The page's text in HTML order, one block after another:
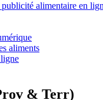
alimentaire en
aliments
& Terr)